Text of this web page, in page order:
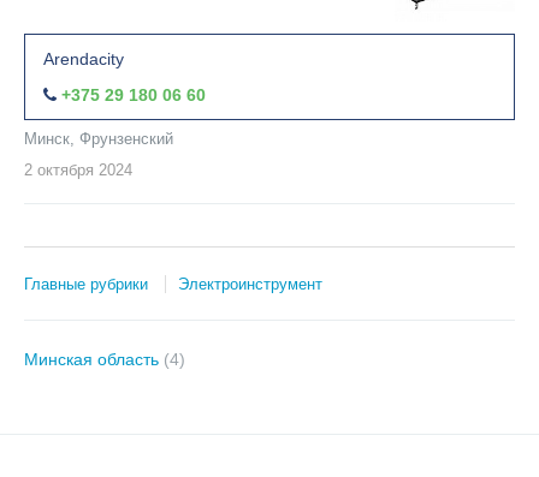
Arendacity
+375 29 180 06 60
Минск, Фрунзенский
2 октября 2024
Главные рубрики Электроинструмент
Минская область (4)